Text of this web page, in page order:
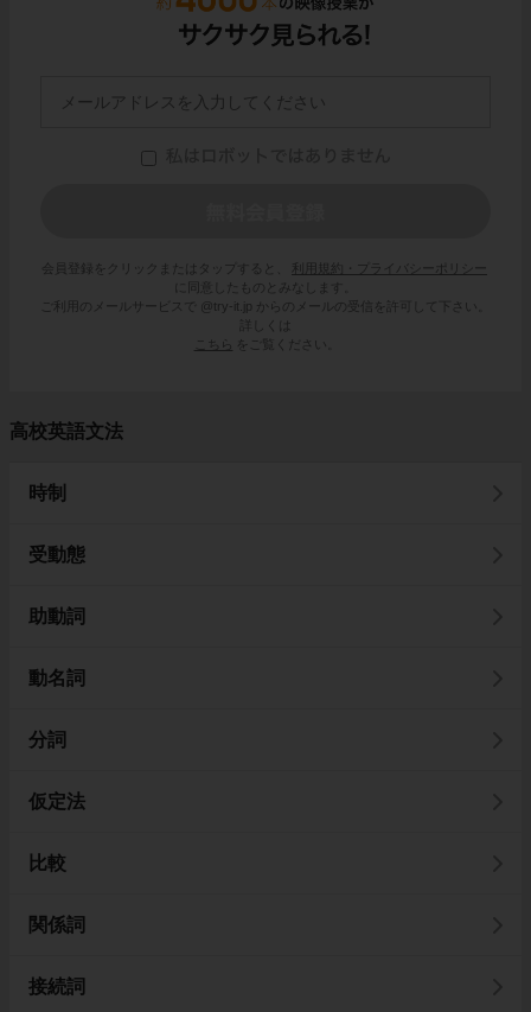
会員登録をクリックまたはタップすると、
利用規約・プライバシーポリシー
に同意したものとみなします。
ご利用のメールサービスで @try-it.jp からのメールの受信を許可して下さい。
詳しくは
こちら
をご覧ください。
高校英語文法
時制
受動態
助動詞
動名詞
分詞
仮定法
比較
関係詞
接続詞